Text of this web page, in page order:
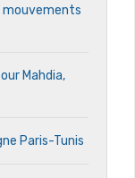
mouvements
Mahdia,
Paris-Tunis